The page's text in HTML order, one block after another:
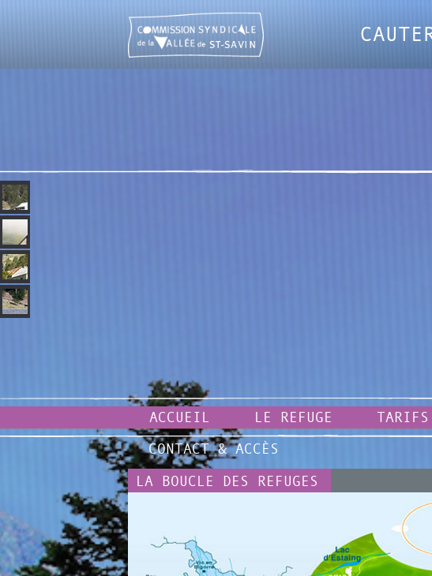
ACCUEIL LE REFUGE
CONTACT & ACCÈS
LA BOUCLE DES REFUGES